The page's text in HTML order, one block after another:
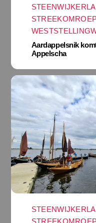
STREEKOMROEP
Aardappelsnik
Appelscha